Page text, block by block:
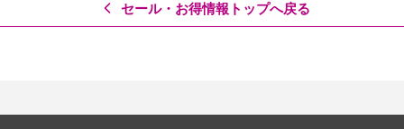
セール・お得情報トップへ戻る